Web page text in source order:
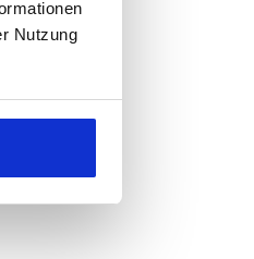
Nutzung